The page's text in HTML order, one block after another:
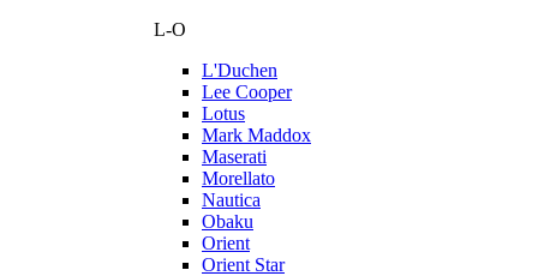
L-O
L'Duchen
Lee Cooper
Lotus
Mark Maddox
Maserati
Morellato
Nautica
Obaku
Orient
Orient Star